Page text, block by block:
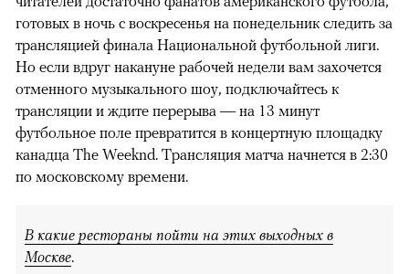
готовых в ночь с воскресенья на понедельник следить за
трансляцией финала Национальной футбольной лиги.
Но если вдруг накануне рабочей недели вам захочется
отменного музыкального шоу, подключайтесь к
трансляции и ждите перерыва — на 13 минут
футбольное поле превратится в концертную площадку
канадца The Weeknd. Трансляция матча начнется в 2:30
по московскому времени.
В какие рестораны пойти на этих выходных в
Москве.